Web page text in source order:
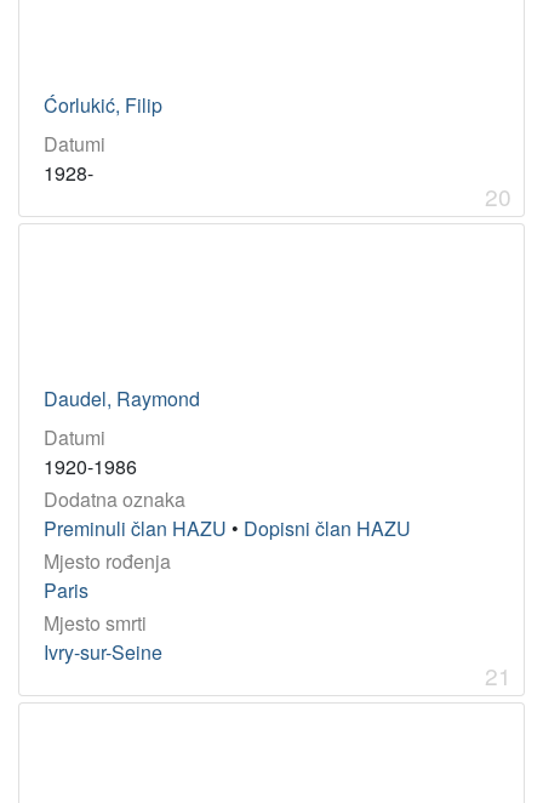
Ćorlukić, Filip
Datumi
1928-
20
Daudel, Raymond
Datumi
1920-1986
Dodatna oznaka
Preminuli član HAZU • Dopisni član HAZU
Mjesto rođenja
Paris
Mjesto smrti
Ivry-sur-Seine
21